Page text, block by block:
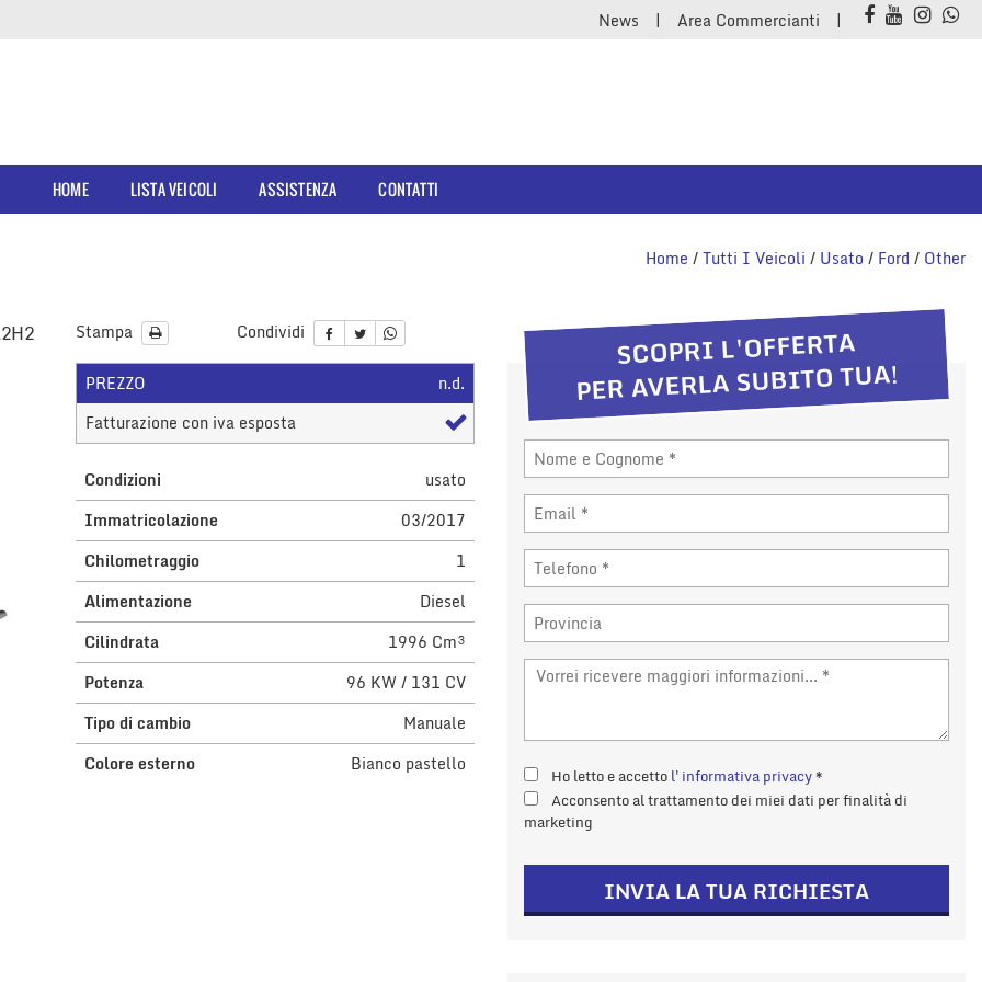
News Area Commercianti
HOME LISTA VEICOLI ASSISTENZA CONTATTI
Home /Tutti I Veicoli / Usato / Ford / Other
Stampa Condividi
PREZZO
n.d.
Fatturazione con iva esposta
Condizioni
usato
Immatricolazione
03/2017
Chilometraggio
1
Alimentazione
Diesel
Cilindrata
1996 Cm³
Potenza
96 KW / 131 CV
Tipo di cambio
Manuale
Colore esterno
Bianco pastello
SCOPRI L'OFFERTA
PER AVERLA SUBITO TUA!
Ho letto e accettol'informativa privacy*
Acconsento al trattamento dei miei dati per finalità di
marketing
INVIA LA TUA RICHIESTA